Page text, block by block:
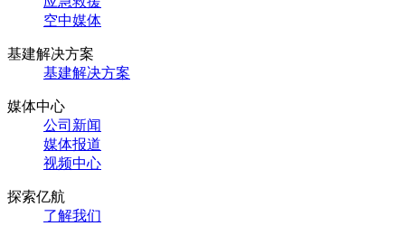
空中媒体
基建解决方案
基建解决方案
媒体中心
公司新闻
媒体报道
视频中心
探索亿航
了解我们